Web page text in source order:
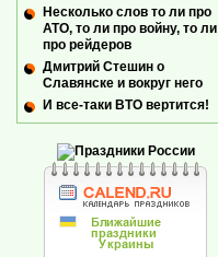
Несколько слов то ли про
АТО, то ли про войну, то ли
про рейдеров
Дмитрий Стешин о
Славянске и вокруг него
И все-таки ВТО вертится!